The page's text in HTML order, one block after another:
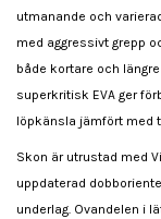
utmanande och
med aggressivt grepp
både kortare och
superkritisk EVA ger
löpkänsla jämfört med
Skon är utrustad med
uppdaterad
underlag. Ovandelen i